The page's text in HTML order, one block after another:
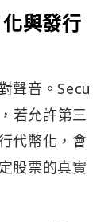
與發行
聲音。Secu
若允許第三
代幣化，會
股票的真實